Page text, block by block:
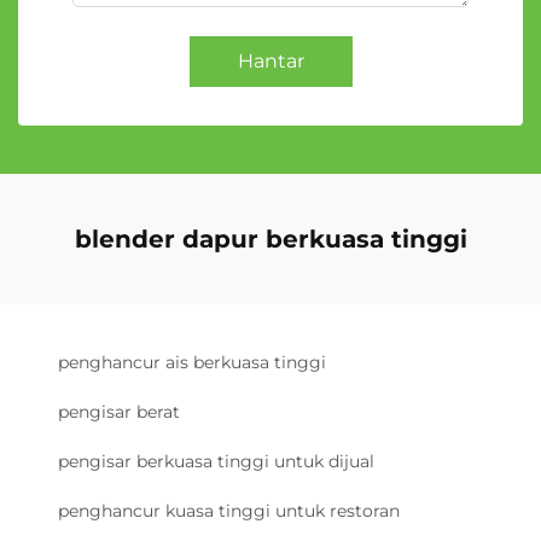
Hantar
blender dapur berkuasa tinggi
penghancur ais berkuasa tinggi
pengisar berat
pengisar berkuasa tinggi untuk dijual
penghancur kuasa tinggi untuk restoran